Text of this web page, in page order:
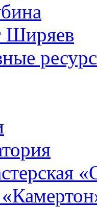
Ширяев